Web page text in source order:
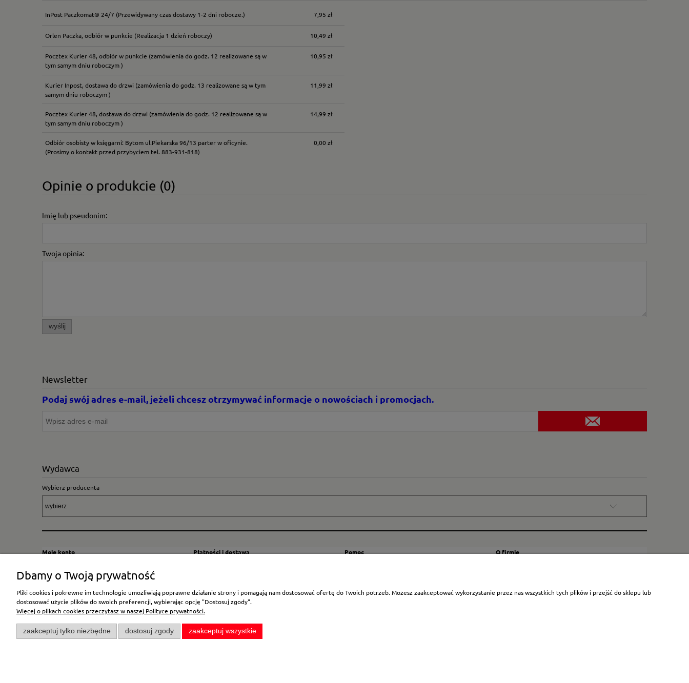
Cena nie zawiera ewentualnych kosztów
InPost Paczkomat® 24/7 (Przewidywany czas dostawy 1-2 dni robocze.) 7,95 zł
Orlen Paczka, odbiór w punkcie (Realizacja 1 dzień roboczy) 10,49 zł
Pocztex Kurier 48, odbiór w punkcie (zamówienia do godz. 12 realizowane są w
tym samym dniu roboczym )
10,95 zł
Kurier Inpost, dostawa do drzwi (zamówienia do godz. 13 realizowane są w tym
samym dniu roboczym )
11,99 zł
Pocztex Kurier 48, dostawa do drzwi (zamówienia do godz. 12 realizowane są w
tym samym dniu roboczym )
14,99 zł
Odbiór osobisty w księgarni: Bytom ul.Piekarska 96/13 parter w oficynie.
(Prosimy o kontakt przed przybyciem tel. 883-931-818)
0,00 zł
Opinie o produkcie (0)
Imię lub pseudonim:
Twoja opinia:
wyślij
Newsletter
Podaj swój adres e-mail, jeżeli chcesz otrzymywać informacje o nowościach i promocjach.
Wydawca
Wybierz producenta
Moje konto
Twoje zamówienia
Przechowalnia
Płatności i dostawa
Płatność
Pomoc
Polityka cookies
O firmie
Blog
Dbamy o Twoją prywatność
Pliki cookies i pokrewne im technologie umożliwiają poprawne działanie strony i pomagają nam dostosować ofertę do Twoich potrzeb. Możesz zaakceptować wykorzystanie przez nas wszystkich tych plików i przejść do sklepu lub
dostosować użycie plików do swoich preferencji, wybierając opcję "Dostosuj zgody".
Więcej o plikach cookies przeczytasz w naszej Polityce prywatności.
zaakceptuj tylko niezbędne dostosuj zgody zaakceptuj wszystkie